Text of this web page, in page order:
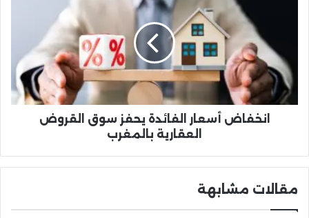
القروض
العقارية
بالمغرب
انخفاض أسعار الفائدة يحفز سوق القروض
العقارية بالمغرب
مقالات مشابهة